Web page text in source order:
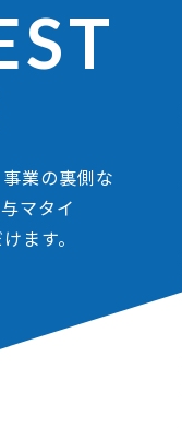
業の裏側な
マタイ
ます。